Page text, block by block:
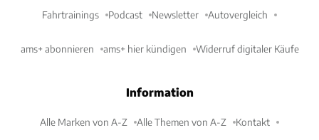
Fahrtrainings Podcast Newsletter Autovergleich
ams+ abonnieren ams+ hier kündigen Widerruf digitaler Käufe
Information
Alle Marken von A-Z Alle Themen von A-Z Kontakt